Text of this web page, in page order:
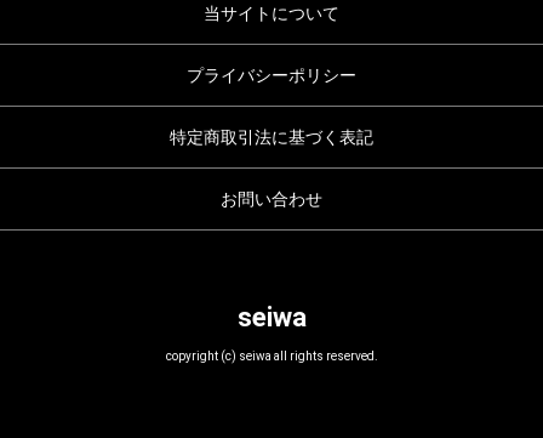
当サイトについて
プライバシーポリシー
特定商取引法に基づく表記
お問い合わせ
seiwa
copyright (c) seiwa all rights reserved.